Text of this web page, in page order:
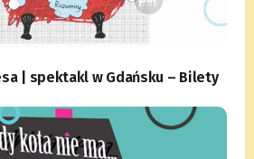
| spektakl w Gdańsku – Bilety